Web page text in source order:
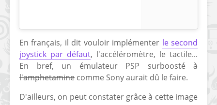
En français, il dit vouloir implémenter le second
joystick par défaut, l'accéléromètre, le tactile...
En bref, un émulateur PSP surboosté à
l'amphetamine comme Sony aurait dû le faire.
D'ailleurs, on peut constater grâce à cette image
dévoile dans une
vidéo une flopée de
nouveaux projets
de retour !